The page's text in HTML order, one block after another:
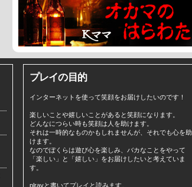
プレイの目的
インターネットを使って笑顔をお届けしたいのです！
楽しいことや嬉しいことがあると笑顔になります。
どんなにつらい時も笑顔は人を助けます。
それは一時的なものかもしれませんが、それでも心を助
けます。
なのでぼくらは遊び心を楽しみ、バカなことをやって
「楽しい」と「嬉しい」をお届けしたいと考えていま
す。
plrayと書いてプレイと読みます。